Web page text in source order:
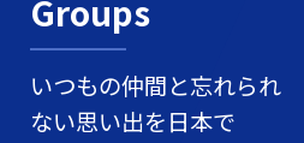
Groups
いつもの仲間と忘れられ
ない思い出を日本で